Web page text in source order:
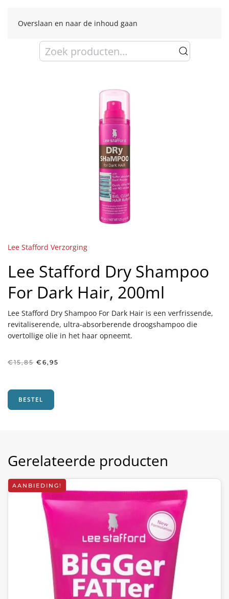
Overslaan en naar de inhoud gaan
Zoeken
naar:
Lee Stafford Verzorging
Lee Stafford Dry Shampoo
For Dark Hair, 200ml
Lee Stafford Dry Shampoo For Dark Hair is een verfrissende,
revitaliserende, ultra-absorberende droogshampoo die
overtollige olie in het haar opneemt.
€15,85 Oorspronkelijke
€ 6,95
BESTEL
Gerelateerde producten
AANBIEDING!